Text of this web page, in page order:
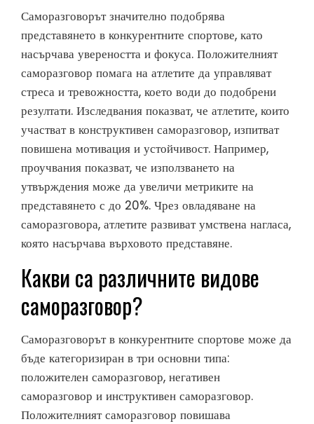
Саморазговорът значително подобрява
представянето в конкурентните спортове, като
насърчава увереността и фокуса. Положителният
саморазговор помага на атлетите да управляват
стреса и тревожността, което води до подобрени
резултати. Изследвания показват, че атлетите, които
участват в конструктивен саморазговор, изпитват
повишена мотивация и устойчивост. Например,
проучвания показват, че използването на
утвърждения може да увеличи метриките на
представянето с до 20%. Чрез овладяване на
саморазговора, атлетите развиват умствена нагласа,
която насърчава върховото представяне.
Какви са различните видове
саморазговор?
Саморазговорът в конкурентните спортове може да
бъде категоризиран в три основни типа:
положителен саморазговор, негативен
саморазговор и инструктивен саморазговор.
Положителният саморазговор повишава